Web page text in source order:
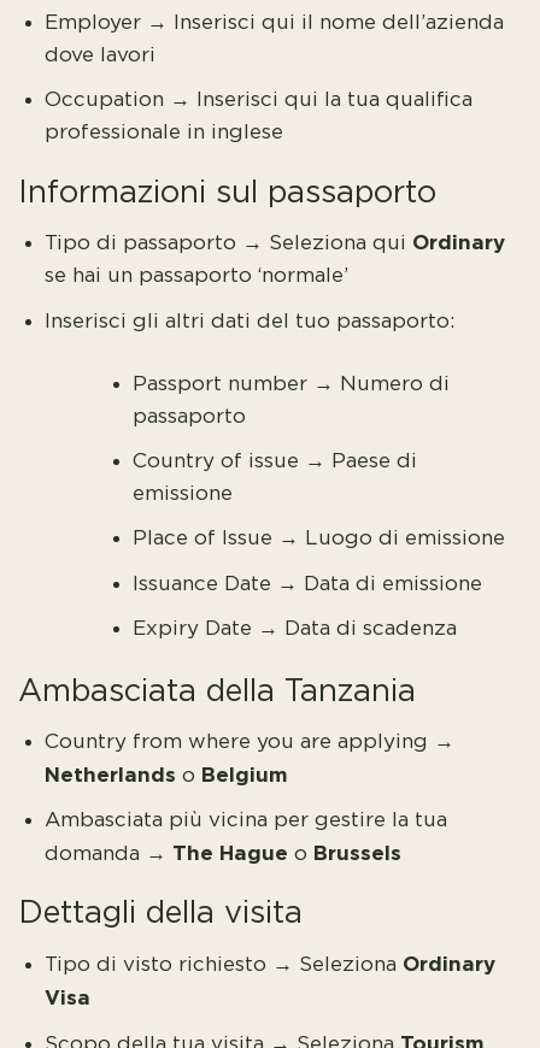
Employer → Inserisci qui il nome dell’azienda
dove lavori
Occupation → Inserisci qui la tua qualifica
professionale in inglese
Informazioni sul passaporto
Tipo di passaporto → Seleziona qui Ordinary
se hai un passaporto ‘normale’
Inserisci gli altri dati del tuo passaporto:
Passport number → Numero di
passaporto
Country of issue → Paese di
emissione
Place of Issue → Luogo di emissione
Issuance Date → Data di emissione
Expiry Date → Data di scadenza
Ambasciata della Tanzania
Country from where you are applying →
Netherlands o Belgium
Ambasciata più vicina per gestire la tua
domanda → The Hague o Brussels
Dettagli della visita
Tipo di visto richiesto → Seleziona Ordinary
Visa
Tourism